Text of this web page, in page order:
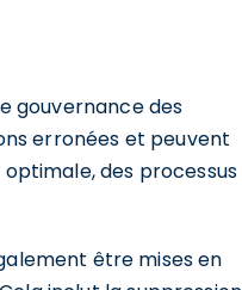
gouvernance des
erronées et peuvent
des processus
être mises en